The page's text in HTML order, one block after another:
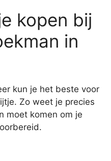
kopen bij
in
kun je het beste voor
Zo weet je precies
moet komen om je